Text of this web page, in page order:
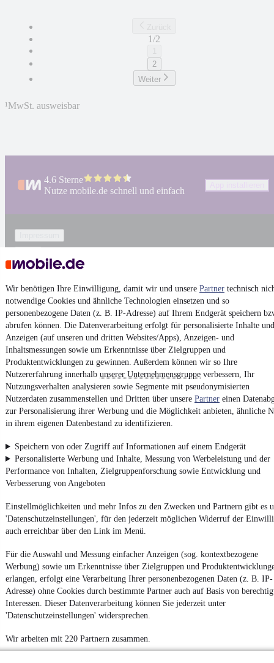
Wir benötigen Ihre Einwilligung, damit wir und unsere Partner technisch
notwendige Cookies und ähnliche Technologien einsetzen und so
personenbezogene Daten (z. B. IP-Adresse) auf Ihrem Endgerät speichern
abrufen können. Die Datenverarbeitung erfolgt für personalisierte Inhalte und
Anzeigen (auf unseren und dritten Websites/Apps), Anzeigen- und
Inhaltsmessungen sowie um Erkenntnisse über Zielgruppen und
Produktentwicklungen zu gewinnen. Außerdem können wir so Ihre
Nutzererfahrung innerhalb unserer Unternehmensgruppe verbessern, Ihr
Nutzungsverhalten analysieren sowie Segmente mit pseudonymisierten
Nutzerdaten zusammenstellen und Dritten über unsere Partner einen
zur Personalisierung ihrer Werbung und die Möglichkeit anbieten, ähnliche
in ihrem eigenen Datenbestand zu identifizieren.
Speichern von oder Zugriff auf Informationen auf einem Endgerät
Personalisierte Werbung und Inhalte, Messung von Werbeleistung und der
Performance von Inhalten, Zielgruppenforschung sowie Entwicklung und
Verbesserung von Angeboten
Einstellmöglichkeiten und mehr Infos zu den Zwecken und Partnern gibt es
'Datenschutzeinstellungen', für den jederzeit möglichen Widerruf der
auch erreichbar über den Link im Menü.
Für die Auswahl und Messung einfacher Anzeigen (sog. kontextbezogene
Werbung) sowie um Erkenntnisse über Zielgruppen und
erlangen, erfolgt eine Verarbeitung Ihrer personenbezogenen Daten (z. B. IP-
Adresse) ohne Cookies durch bestimmte Partner auch auf Basis von
Interessen. Dieser Datenverarbeitung können Sie jederzeit unter
'Datenschutzeinstellungen' widersprechen.
Wir arbeiten mit 220 Partnern zusammen.
1/2
2
Weiter
¹MwSt. ausweisbar
4.6 Sterne
Nutze mobile.de schnell und einfach
Vertrag widerrufen
Datenschutz
Datenschutzeinstellungen
Erklärung zur Barrierefreiheit
Report Security Vulnerability (English)
Powered by
Weitere Fahrzeuge gibt es auf mobile.de, dem Marktplatz für
AutosundMotorräder